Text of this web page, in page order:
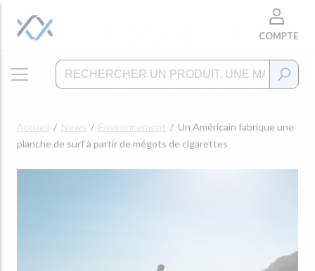
COMPTE
Accueil News Environnement
Un Américain fabrique une
planche de surf à partir de mégots de cigarettes